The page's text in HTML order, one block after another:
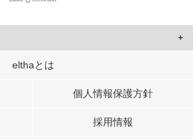
て、ユーザーに合わせたコンテンツや広告の
の各パートナーに提供しています。
elthaとは
個人情報保護方針
採用情報